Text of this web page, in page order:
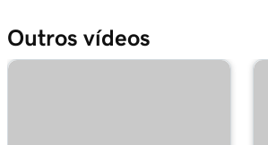
Outros vídeos